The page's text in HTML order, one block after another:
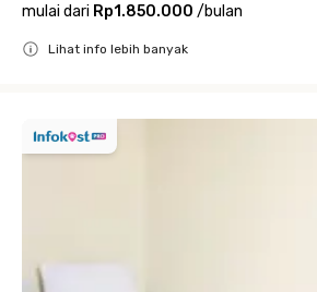
mulai dari Rp1.850.000 /bulan
Lihat info lebih banyak